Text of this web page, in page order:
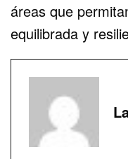
áreas que
equilibrada y